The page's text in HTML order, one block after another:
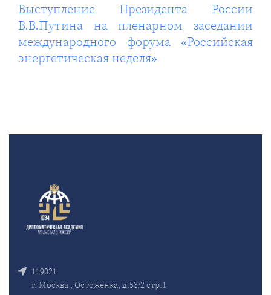
Выступление Президента России
В.В.Путина на пленарном заседании
международного форума «Российская
энергетическая неделя»
119021
г. Москва , Остоженка, д.53/2 стр.1